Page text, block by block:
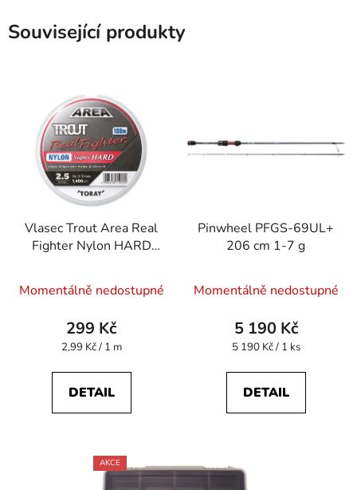
Související produkty
Vlasec Trout Area Real
Fighter Nylon HARD
Momentálně nedostupné
299 Kč
Měrná
2,99 Kč / 1 m
DETAIL
Pinwheel PFGS-69UL+
206 cm 1-7 g
hodnocení
produktu
je
z
Momentálně nedostupné
5 190 Kč
Měrná
5 190 Kč / 1 ks
DETAIL
AKCE